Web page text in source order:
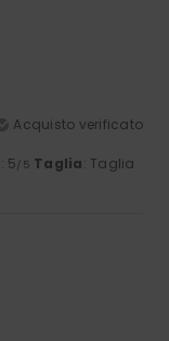
Acquisto verificato
: 5/5 Taglia: Taglia